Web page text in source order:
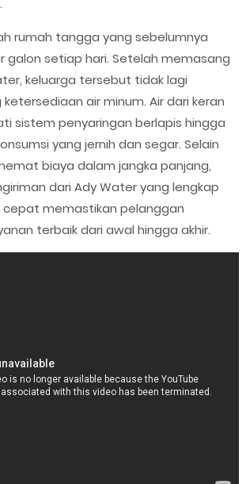
rumah tangga yang sebelumnya
galon setiap hari. Setelah memasang
keluarga tersebut tidak lagi
air minum. Air dari keran
sistem penyaringan berlapis hingga
yang jernih dan segar. Selain
biaya dalam jangka panjang,
dari Ady Water yang lengkap
memastikan pelanggan
terbaik dari awal hingga akhir.